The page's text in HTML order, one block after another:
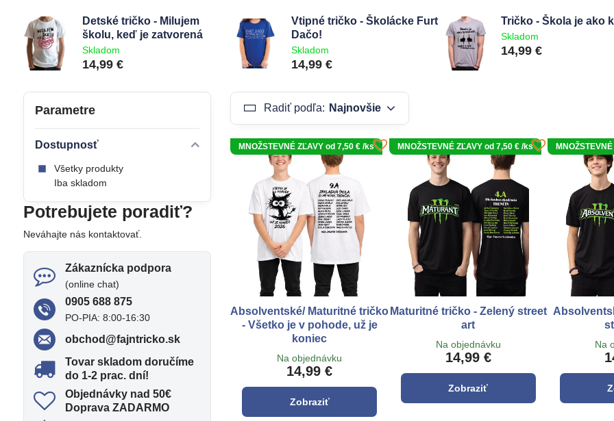
Detské tričko - Milujem
školu, keď je zatvorená
Skladom
14,99 €
Vtipné tričko - Školácke Furt
Dačo!
Skladom
14,99 €
Tričko - Škola je ako
Skladom
14,99 €
Radiť podľa: Najnovšie
MNOŽSTEVNÉ ZĽAVY od 7,50 € /ks
Absolventské/ Maturitné tričko
- Všetko je v pohode, už je
koniec
Na objednávku
14,99 €
Zobraziť
MNOŽSTEVNÉ ZĽAVY od 7,50 € /ks
Maturitné tričko - Zelený street
art
Na objednávku
14,99 €
Zobraziť
Na
Parametre
Dostupnosť
Všetky produkty
Iba skladom
Potrebujete poradiť?
Neváhajte nás kontaktovať.
Zákaznícka podpora
(online chat)
0905 688 875
PO-PIA: 8:00-16:30
obchod​@fajntricko​.sk
Tovar skladom doručíme
do 1-2 prac​. dní!
Objednávky nad 50€
Doprava ZADARMO